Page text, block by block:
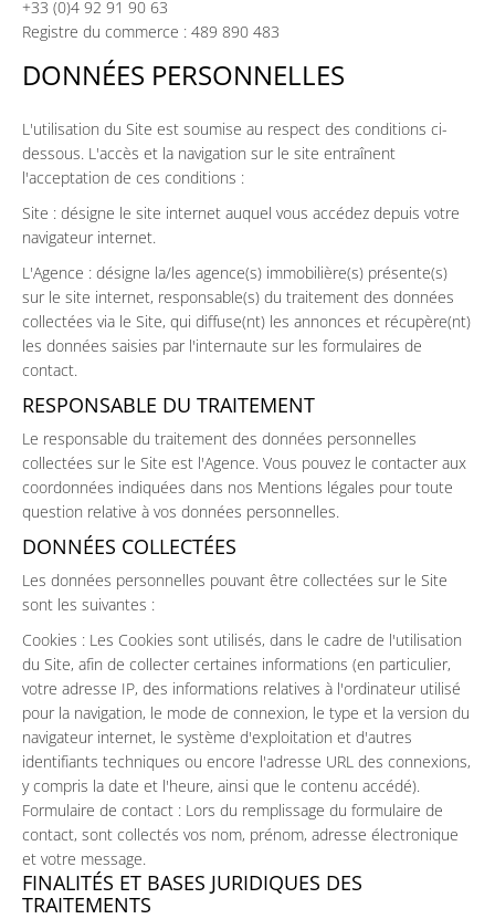
+33 (0)4 92 91 90 63
Registre du commerce : 489 890 483
DONNÉES PERSONNELLES
L'utilisation du Site est soumise au respect des conditions ci-
dessous. L'accès et la navigation sur le site entraînent
l'acceptation de ces conditions :
Site : désigne le site internet auquel vous accédez depuis votre
navigateur internet.
L'Agence : désigne la/les agence(s) immobilière(s) présente(s)
sur le site internet, responsable(s) du traitement des données
collectées via le Site, qui diffuse(nt) les annonces et récupère(nt)
les données saisies par l'internaute sur les formulaires de
contact.
RESPONSABLE DU TRAITEMENT
Le responsable du traitement des données personnelles
collectées sur le Site est l'Agence. Vous pouvez le contacter aux
coordonnées indiquées dans nos Mentions légales pour toute
question relative à vos données personnelles.
DONNÉES COLLECTÉES
Les données personnelles pouvant être collectées sur le Site
sont les suivantes :
Cookies : Les Cookies sont utilisés, dans le cadre de l'utilisation
du Site, afin de collecter certaines informations (en particulier,
votre adresse IP, des informations relatives à l'ordinateur utilisé
pour la navigation, le mode de connexion, le type et la version du
navigateur internet, le système d'exploitation et d'autres
identifiants techniques ou encore l'adresse URL des connexions,
y compris la date et l'heure, ainsi que le contenu accédé).
Formulaire de contact : Lors du remplissage du formulaire de
contact, sont collectés vos nom, prénom, adresse électronique
et votre message.
FINALITÉS ET BASES JURIDIQUES DES
TRAITEMENTS